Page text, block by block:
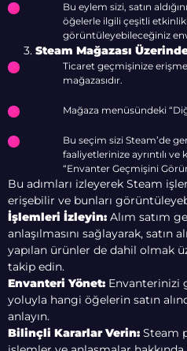
Bu eylem sizi, satın
öğelerle ilgili çeşitli
görüntüleyebileceğiniz
3. Steam Mağazası
Ticaret geçmişinize
mağazasıdır.
Mağaza menüsündeki
Bu seçim sizi Steam’de
faaliyetlerinize ayrıntılı ve
“Envanter Geçmişini
Bu adımları izleyerek Steam
erişebilir ve bunları
İşlemleri İzleyin: Alım satım
anlaşılmasını sağlayarak, satın
yapılan ürünler de dahil olmak
takip edin.
Envanteri Yönet: Envanterinizi
yoluyla hangi öğelerin satın
anlayın.
Bilinçli Kararlar Verin: Steam